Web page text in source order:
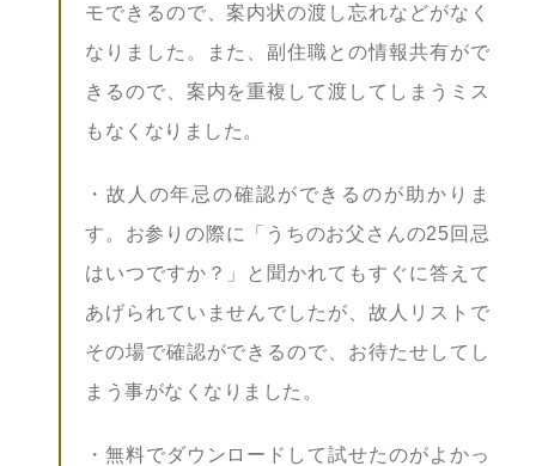
モできるので、案内状の渡し忘れなどがなく
なりました。また、副住職との情報共有がで
きるので、案内を重複して渡してしまうミス
もなくなりました。
・故人の年忌の確認ができるのが助かりま
す。お参りの際に「うちのお父さんの25回忌
はいつですか？」と聞かれてもすぐに答えて
あげられていませんでしたが、故人リストで
その場で確認ができるので、お待たせしてし
まう事がなくなりました。
・無料でダウンロードして試せたのがよかっ